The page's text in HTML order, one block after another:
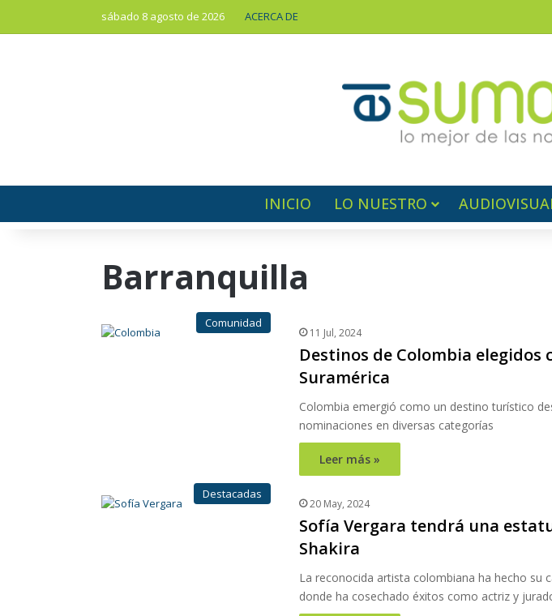
sábado 8 agosto de 2026 ACERCA DE
INICIO LO NUESTRO
Barranquilla
Comunidad
11 Jul, 2024
Destinos de Colombia elegidos
Suramérica
Colombia emergió como un destino turístico
nominaciones en diversas categorías
Leer más »
Destacadas
20 May, 2024
Sofía Vergara tendrá una
Shakira
La reconocida artista colombiana ha hecho su
donde ha cosechado éxitos como actriz y